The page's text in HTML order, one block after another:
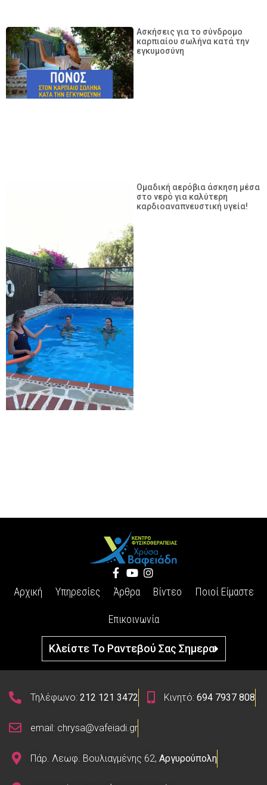
Ασκήσεις για το σύνδρομο
καρπιαίου σωλήνα κατά την
εγκυμοσύνη
Ομαδική αερόβια άσκηση μέσα
στο νερό για καλύτερη
καρδιοαναπνευστική υγεία!
Αρχική Υπηρεσίες Άρθρα Βίντεο Ποιοί Είμαστε
Επικοινωνία
Κλείστε Το Ραντεβού Σας Σημερα
Τηλέφωνο:212 121 3472 Κινητό: 694 7937 808
email: chrysa@vafeiadi.gr
Πάρ. Λεωφ. Βουλιαγμένης 62,Αργυρούπολη